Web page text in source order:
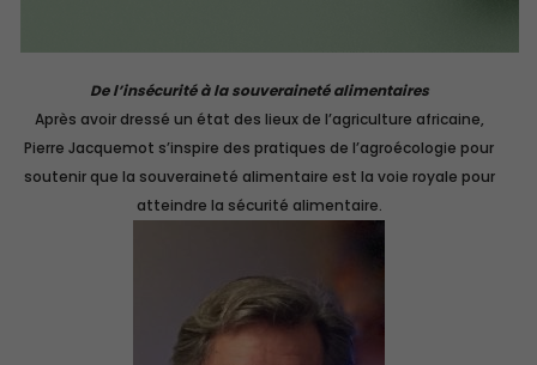
De l’insécurité à la souveraineté alimentaires
Après avoir dressé un état des lieux de l’agriculture africaine,
Pierre Jacquemot s’inspire des pratiques de l’agroécologie pour
soutenir que la souveraineté alimentaire est la voie royale pour
atteindre la sécurité alimentaire.